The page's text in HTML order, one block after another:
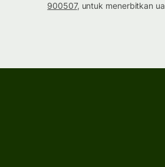
900507, untuk menerbitkan